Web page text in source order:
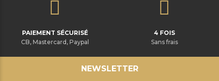
PAIEMENT SÉCURISÉ
CB, Mastercard, Paypal
4 FOIS
Sans frais
NEWSLETTER